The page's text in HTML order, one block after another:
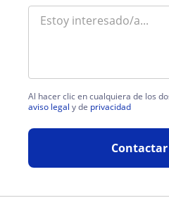
Al hacer clic en cualquiera de los
aviso legal y de privacidad